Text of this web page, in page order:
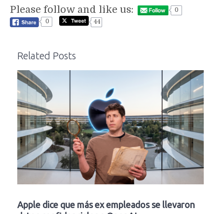
Please follow and like us:
0
0
44
Related Posts
Apple dice que más ex empleados se llevaron